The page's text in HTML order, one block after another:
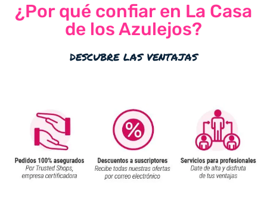
¿Por qué confiar en La Casa
de los Azulejos?
descubre las ventajas